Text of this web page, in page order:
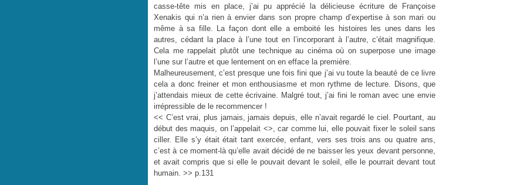
casse-tête mis en place, j’ai pu apprécié la délicieuse écriture de Françoise
Xenakis qui n’a rien à envier dans son propre champ d’expertise à son mari ou
même à sa fille. La façon dont elle a emboité les histoires les unes dans les
autres, cédant la place à l’une tout en l’incorporant à l’autre, c’était magnifique.
Cela me rappelait plutôt une technique au cinéma où on superpose une image
l’une sur l’autre et que lentement on en efface la première.
Malheureusement, c’est presque une fois fini que j’ai vu toute la beauté de ce livre
cela a donc freiner et mon enthousiasme et mon rythme de lecture. Disons, que
j’attendais mieux de cette écrivaine. Malgré tout, j’ai fini le roman avec une envie
irrépressible de le recommencer !
<< C’est vrai, plus jamais, jamais depuis, elle n’avait regardé le ciel. Pourtant, au
début des maquis, on l’appelait <>, car comme lui, elle pouvait fixer le soleil sans
ciller. Elle s’y était était tant exercée, enfant, vers ses trois ans ou quatre ans,
c’est à ce moment-là qu’elle avait décidé de ne baisser les yeux devant personne,
et avait compris que si elle le pouvait devant le soleil, elle le pourrait devant tout
humain. >> p.131